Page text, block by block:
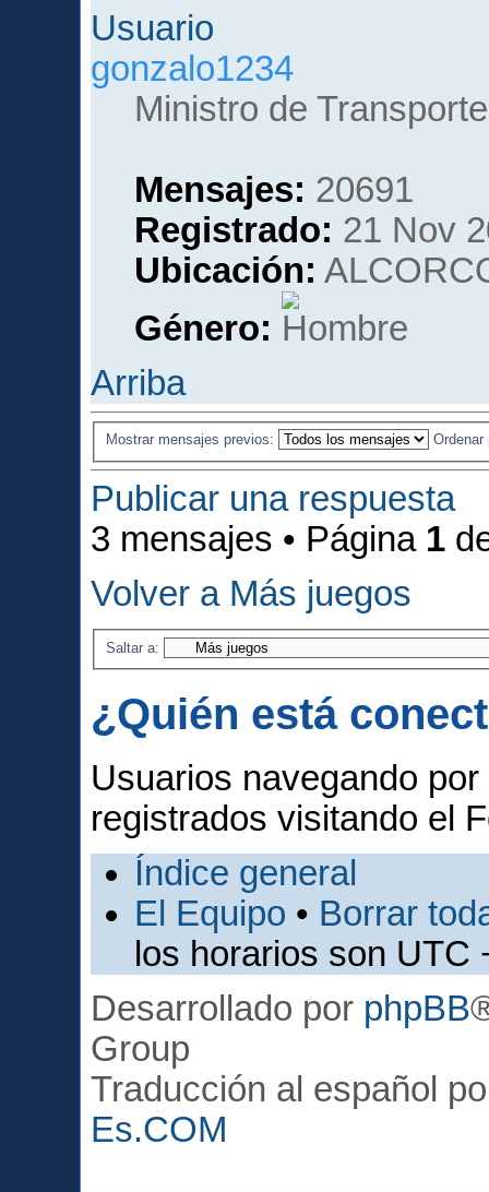
gonzalo1234
Ministro de Transporte
Mensajes: 20691
Registrado: 21 Nov
Ubicación:
Género:
Arriba
Mostrar mensajes previos:
Publicar una respuesta
3 mensajes • Página 1
Volver a Más juegos
Saltar a:
¿Quién está
Usuarios navegando
registrados visitando el
Índice general
El Equipo • Borrar
los horarios son UTC
Desarrollado por phpBB
Group
Traducción al español
Es.COM